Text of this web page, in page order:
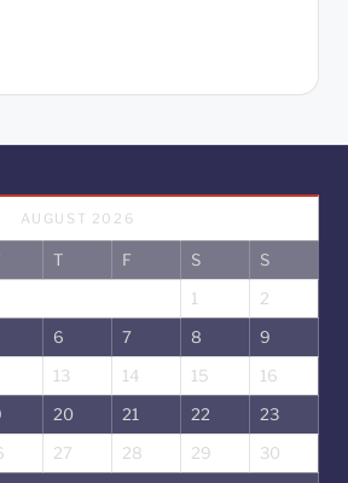
AUGUST 2026
T F S
S
1
2
6 7 8
9
13 14 15
16
20 21 22
23
27 28 29
30